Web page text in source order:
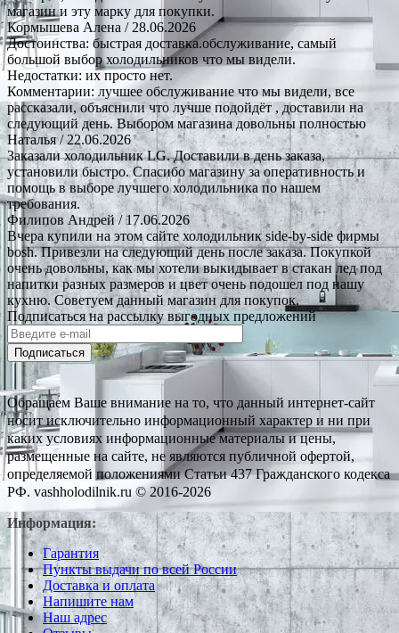
магазин и эту марку для покупки.
Кормышева Алена / 28.06.2026
Достоинства: быстрая доставка.обслуживание, самый
большой выбор холодильников что мы видели.
Недостатки: их просто нет.
Комментарии: лучшее обслуживание что мы видели, все
рассказали, объяснили что лучше подойдёт , доставили на
следующий день. Выбором магазина довольны полностью
Наталья/ 22.06.2026
Заказали холодильник LG. Доставили в день заказа,
установили быстро. Спасибо магазину за оперативность и
помощь в выборе лучшего холодильника по нашем
требования.
Филипов Андрей/ 17.06.2026
Вчера купили на этом сайте холодильник side-by-side фирмы
bosh. Привезли на следующий день после заказа. Покупкой
очень довольны, как мы хотели выкидывает в стакан лед под
напитки разных размеров и цвет очень подошел под нашу
кухню. Советуем данный магазин для покупок.
Подписаться на рассылку выгодных предложений
Подписаться
Обращаем Ваше внимание на то, что данный интернет-сайт
носит исключительно информационный характер и ни при
каких условиях информационные материалы и цены,
размещенные на сайте, не являются публичной офертой,
определяемой положениями Статьи 437 Гражданского кодекса
РФ. vashholodilnik.ru © 2016-2026
Информация:
Гарантия
Пункты выдачи по всей России
Доставка и оплата
Напишите нам
Наш адрес